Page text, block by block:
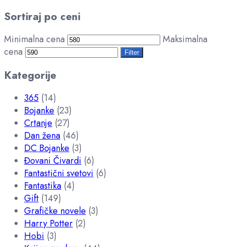
Sortiraj po ceni
Minimalna cena
Maksimalna
cena
Filter
Kategorije
365 (14)
Bojanke (23)
Crtanje (27)
Dan žena (46)
DC Bojanke (3)
Đovani Čivardi (6)
Fantastični svetovi (6)
Fantastika (4)
Gift (149)
Grafičke novele (3)
Harry Potter (2)
Hobi (3)